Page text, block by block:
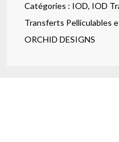
Catégories : IOD, IOD
Transferts Pelliculables
ORCHID DESIGNS